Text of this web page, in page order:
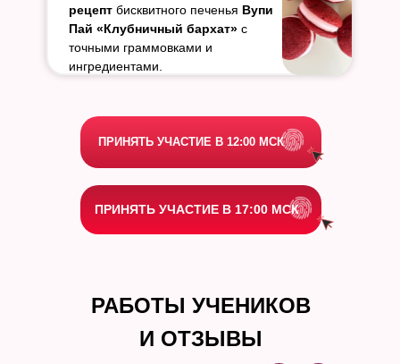
ПРИНЯТЬ УЧАСТИЕ В 12:00 МСК
рецепт бисквитного печенья Вупи
Пай «Клубничный бархат» с
точными граммовками и
ингредиентами.
ПРИНЯТЬ УЧАСТИЕ В 17:00 МСК
РАБОТЫ УЧЕНИКОВ
И ОТЗЫВЫ